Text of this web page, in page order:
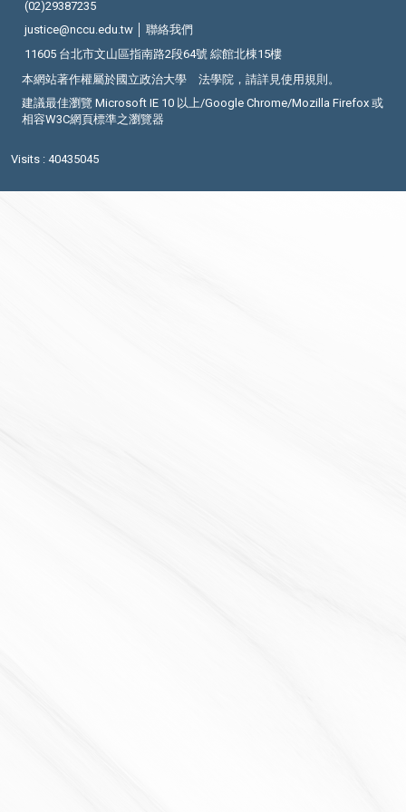
(02)29387235
justice@nccu.edu.tw │聯絡我們
11605 台北市文山區指南路2段64號 綜館北棟15樓
本網站著作權屬於國立政治大學 法學院，請詳見使用規則 。
建議最佳瀏覽 Microsoft IE 10 以上/Google Chrome/Mozilla Firefox 或
相容W3C網頁標準之瀏覽器
Visits : 40435045